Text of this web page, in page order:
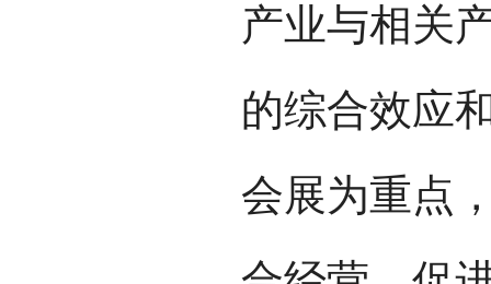
产业与相关
的综合效应
会展为重点